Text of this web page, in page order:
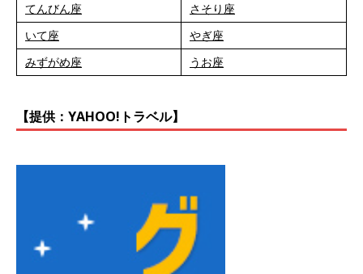
てんびん座
さそり座
いて座
やぎ座
みずがめ座
うお座
【提供：YAHOO!トラベル】